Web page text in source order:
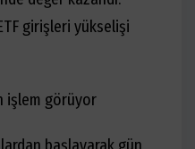
girişleri yükselişi
işlem görüyor